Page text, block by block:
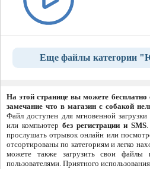
Еще файлы категории
На этой странице вы можете
замечание что в магазин с собакой
Файл доступен для мгновенной
или компьютер без регистрации и SMS
прослушать отрывок онлайн или
отсортированы по категориям и легко
можете также загрузить свои
пользователями. Приятного